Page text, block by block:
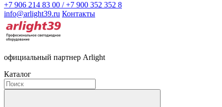
+7 906 214 83 00 / +7 900 352 352 8
info@arlight39.ru Контакты
официальный партнер Arlight
Каталог